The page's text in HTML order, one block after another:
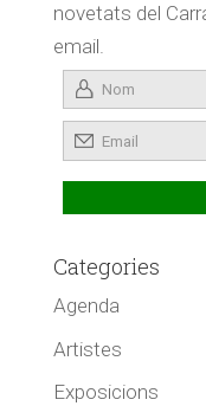
novetats del
email.
Categories
Agenda
Artistes
Exposicions